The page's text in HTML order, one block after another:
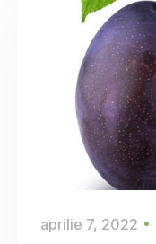
aprilie 7, 2022